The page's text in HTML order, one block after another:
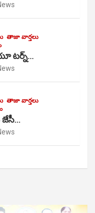
తాజా వార్తలు
టర్న్…
తాజా వార్తలు
జేసీ…